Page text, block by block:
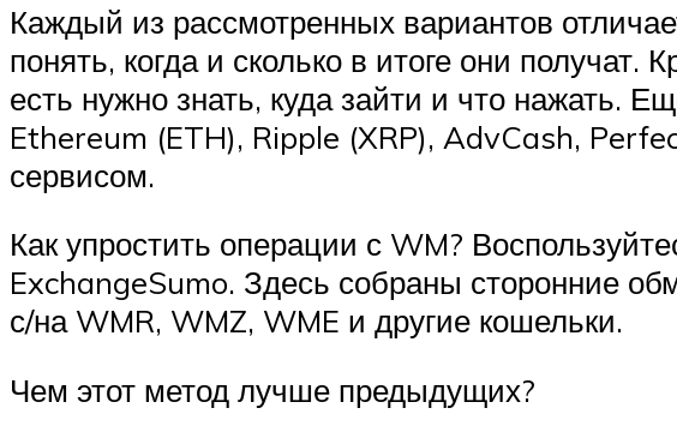
Каждый из рассмотренных вариантов
понять, когда и сколько в итоге они
есть нужно знать, куда зайти и что нажать.
Ethereum (ETH), Ripple (XRP), AdvCash,
сервисом.
Как упростить операции с WM?
ExchangeSumo. Здесь собраны сторонние
с/на WMR, WMZ, WME и другие кошельки.
Чем этот метод лучше предыдущих?